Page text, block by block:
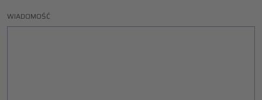
WIADOMOŚĆ